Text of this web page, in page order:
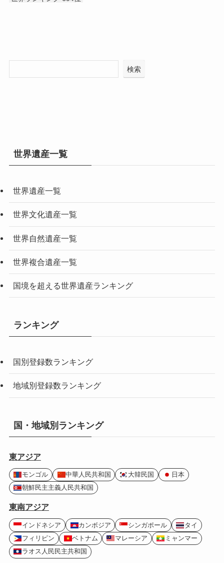
検索
世界遺産一覧
世界遺産一覧
世界文化遺産一覧
世界自然遺産一覧
世界複合遺産一覧
国境を超える世界遺産ランキング
ランキング
国別登録数ランキング
地域別登録数ランキング
国・地域別ランキング
東アジア
モンゴル 中華人民共和国 大韓民国
日本
朝鮮民主主義人民共和国
東南アジア
インドネシア カンボジア シンガポール
タイ
フィリピン
ベトナム マレーシア
ミャンマー
ラオス人民民主共和国